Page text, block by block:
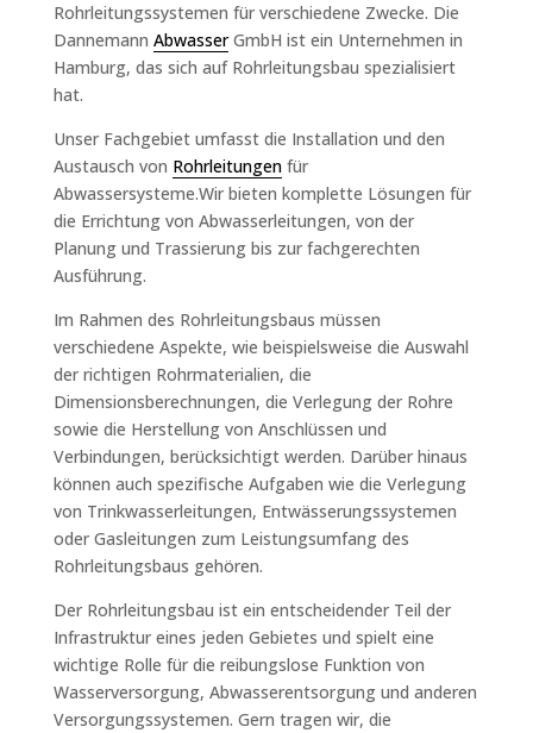
Rohrleitungssystemen für verschiedene Zwecke. Die
Dannemann AbwasserGmbH ist ein Unternehmen in
Hamburg, das sich auf Rohrleitungsbau spezialisiert
hat.
Unser Fachgebiet umfasst die Installation und den
Austausch von Rohrleitungenfür
Abwassersysteme.Wir bieten komplette Lösungen für
die Errichtung von Abwasserleitungen, von der
Planung und Trassierung bis zur fachgerechten
Ausführung.
Im Rahmen des Rohrleitungsbaus müssen
verschiedene Aspekte, wie beispielsweise die Auswahl
der richtigen Rohrmaterialien, die
Dimensionsberechnungen, die Verlegung der Rohre
sowie die Herstellung von Anschlüssen und
Verbindungen, berücksichtigt werden. Darüber hinaus
können auch spezifische Aufgaben wie die Verlegung
von Trinkwasserleitungen, Entwässerungssystemen
oder Gasleitungen zum Leistungsumfang des
Rohrleitungsbaus gehören.
Der Rohrleitungsbau ist ein entscheidender Teil der
Infrastruktur eines jeden Gebietes und spielt eine
wichtige Rolle für die reibungslose Funktion von
Wasserversorgung, Abwasserentsorgung und anderen
Versorgungssystemen. Gern tragen wir, die